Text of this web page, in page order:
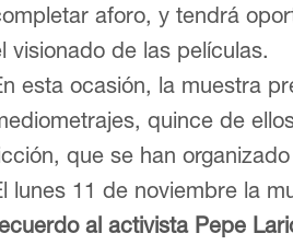
aforo, y tendrá
visionado de las películas.
esta ocasión, la muestra
quince de
que se han
lunes 11 de noviembre la
al activista Pepe